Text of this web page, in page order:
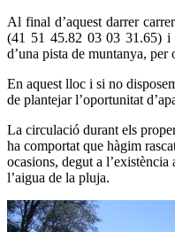
Al final d’aquest darrer
(41 51 45.82 03 03 31.65) i
d’una pista de muntanya, per
En aquest lloc i si no
de plantejar l’oportunitat
La circulació durant els
ha comportat que hàgim
ocasions, degut a
l’aigua de la pluja.